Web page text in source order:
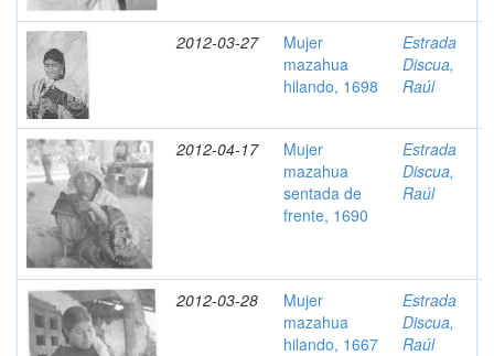
2012-03-27
Mujer
mazahua
hilando, 1698
Estrada
Discua,
Raúl
2012-04-17
Mujer
mazahua
sentada de
frente, 1690
Estrada
Discua,
Raúl
2012-03-28
Mujer
mazahua
hilando, 1667
Estrada
Discua,
Raúl